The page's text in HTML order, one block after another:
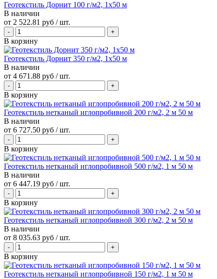
Геотекстиль Дорнит 100 г/м2, 1х50 м
В наличии
от 2 522.81 руб / шт.
В корзину
Геотекстиль Дорнит 350 г/м2, 1х50 м
В наличии
от 4 671.88 руб / шт.
В корзину
Геотекстиль нетканый иглопробивной 200 г/м2, 2 м 50 м
В наличии
от 6 727.50 руб / шт.
В корзину
Геотекстиль нетканый иглопробивной 500 г/м2, 1 м 50 м
В наличии
от 6 447.19 руб / шт.
В корзину
Геотекстиль нетканый иглопробивной 300 г/м2, 2 м 50 м
В наличии
от 8 035.63 руб / шт.
В корзину
Геотекстиль нетканый иглопробивной 150 г/м2, 1 м 50 м